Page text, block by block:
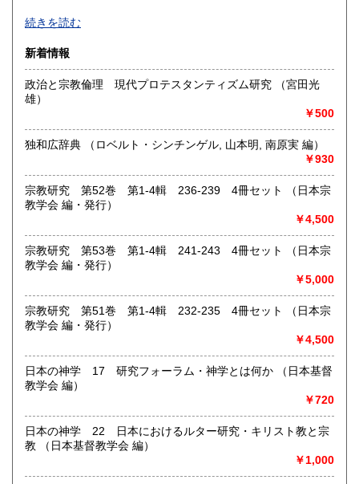
山口県
香川県
高知県 600円 福岡県 600円
熊本県 大分県 600円
宮崎県 600円 鹿児島県 600円
札幌の古本屋です。北海道の郷土誌、アイヌ民族関係書、思
想哲学、詩歌などの人文書を中心に、学術専門書を主に取り
扱っております。学術文庫なども積極的に買取いたします。
札幌市内にて店舗営業しております。店頭にて書籍の状態な
ど確認いただけます。倉庫保管の場合がございますので事前
にご一報いただけますと幸いです。
古書の買い取りに力を入れております。ぜひご連絡下さい。
最寄駅：北24条駅と元町駅の間。
営業時間：12:00～17:00
定休日：日曜定休
北海道本・思想哲学・人文書を中心に専門書を積極的に買取
をしております。店頭での買取のほか、札幌市内は出張買取
いたします。市外、道外の方はご相談ください。まずはお気
へご連絡下さい。
哲学宗教、歴史、社会科学、自然科学、美術工芸、国語国
文、趣味
続きを読む
新着情報
政治と宗教倫理 現代プロテスタンティズム研究 （宮田光
雄）
￥500
独和広辞典 （ロベルト・シンチンゲル, 山本明, 南原実 編）
￥930
宗教研究 第52巻 第1-4輯 236-239 4冊セット （日本宗
教学会 編・発行）
￥4,500
宗教研究 第53巻 第1-4輯 241-243 4冊セット （日本宗
教学会 編・発行）
￥5,000
宗教研究 第51巻 第1-4輯 232-235 4冊セット （日本宗
教学会 編・発行）
￥4,500
日本の神学 17 研究フォーラム・神学とは何か （日本基督
教学会 編）
￥720
日本の神学 22 日本におけるルター研究・キリスト教と宗
教 （日本基督教学会 編）
￥1,000